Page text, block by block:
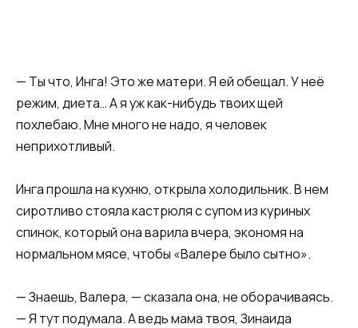
— Ты что, Инга! Это же матери. Я ей обещал. У неё
режим, диета… А я уж как-нибудь твоих щей
похлебаю. Мне много не надо, я человек
неприхотливый.
Инга прошла на кухню, открыла холодильник. В нем
сиротливо стояла кастрюля с супом из куриных
спинок, который она варила вчера, экономя на
нормальном мясе, чтобы «Валере было сытно».
— Знаешь, Валера, — сказала она, не оборачиваясь.
— Я тут подумала. А ведь мама твоя, Зинаида